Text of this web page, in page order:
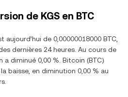
de KGS en BTC
aujourd’hui de 0,00000018000 BTC,
dernières 24 heures. Au cours de
a diminué 0,00 %. Bitcoin (BTC)
baisse, en diminution 0,00 % au